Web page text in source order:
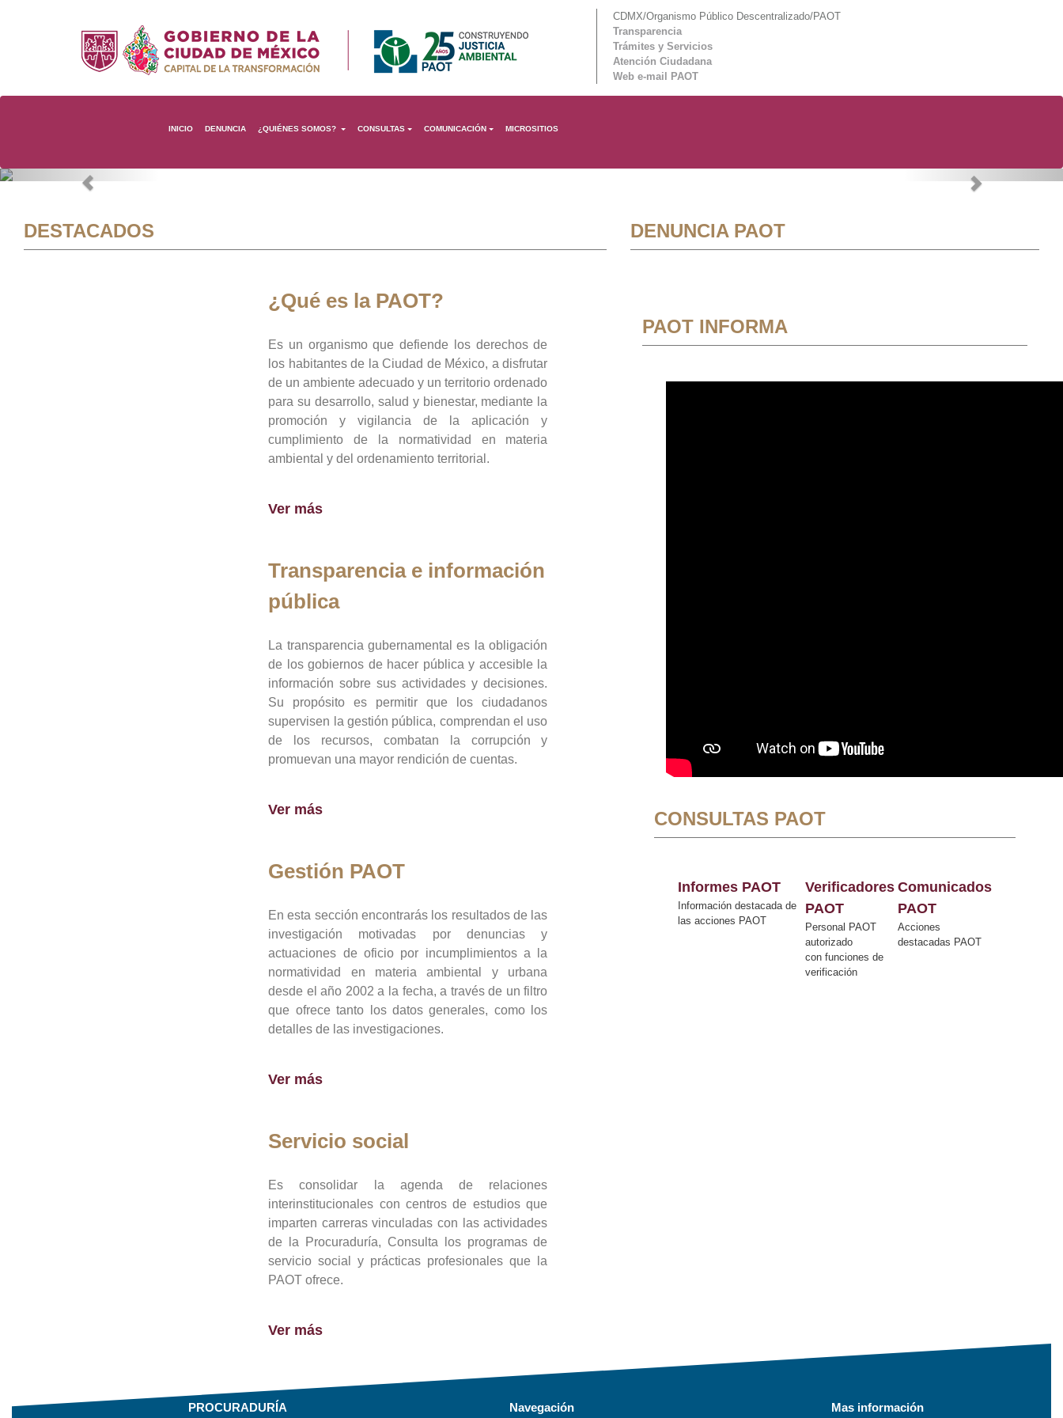
CDMX/Organismo Público Descentralizado/PAOT
Transparencia
Trámites y Servicios
Atención Ciudadana
Web e-mail PAOT
INICIO DENUNCIA ¿QUIÉNES SOMOS? CONSULTAS COMUNICACIÓN MICROSITIOS
Previous Next
DESTACADOS
¿Qué es la PAOT?
Es un organismo que defiende los derechos de
los habitantes de la Ciudad de México, a disfrutar
de un ambiente adecuado y un territorio ordenado
para su desarrollo, salud y bienestar, mediante la
promoción y vigilancia de la aplicación y
cumplimiento de la normatividad en materia
ambiental y del ordenamiento territorial.
Ver más
Transparencia e información
pública
La transparencia gubernamental es la obligación
de los gobiernos de hacer pública y accesible la
información sobre sus actividades y decisiones.
Su propósito es permitir que los ciudadanos
supervisen la gestión pública, comprendan el uso
de los recursos, combatan la corrupción y
promuevan una mayor rendición de cuentas.
Ver más
Gestión PAOT
En esta sección encontrarás los resultados de las
investigación motivadas por denuncias y
actuaciones de oficio por incumplimientos a la
normatividad en materia ambiental y urbana
desde el año 2002 a la fecha, a través de un filtro
que ofrece tanto los datos generales, como los
detalles de las investigaciones.
Ver más
Servicio social
Es consolidar la agenda de relaciones
interinstitucionales con centros de estudios que
imparten carreras vinculadas con las actividades
de la Procuraduría, Consulta los programas de
servicio social y prácticas profesionales que la
PAOT ofrece.
Ver más
DENUNCIA PAOT
PAOT INFORMA
CONSULTAS PAOT
Informes PAOT
Información destacada de
las acciones PAOT
Verificadores
PAOT
Personal PAOT
autorizado
con funciones de
verificación
Comunicados
PAOT
Acciones
destacadas PAOT
PROCURADURÍA Navegación Mas información